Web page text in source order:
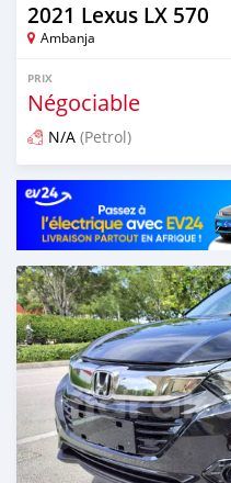
2021 Lexus LX 570
Ambanja
PRIX
Négociable
N/A (Petrol)
Publié il y a 9 mois